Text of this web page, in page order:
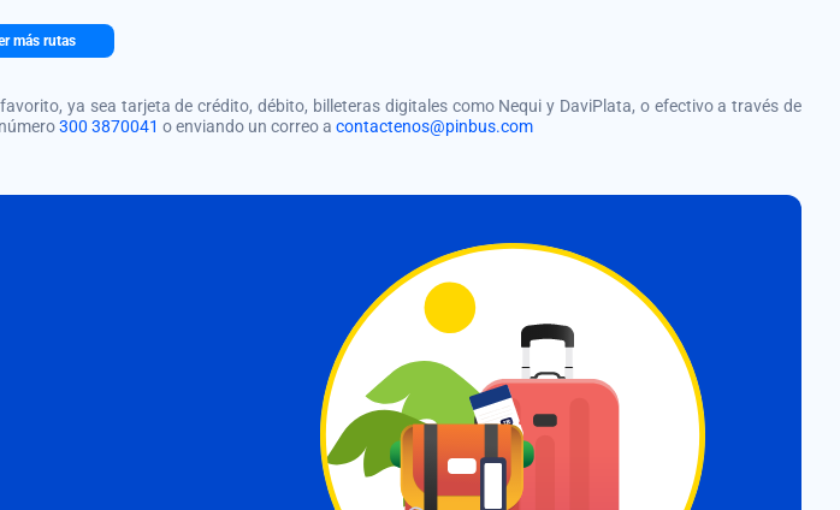
más rutas
ya sea tarjeta de crédito, débito, billeteras digitales como Nequi y DaviPlata, o efectivo a través de
300 3870041 o enviando un correo a contactenos@pinbus.com